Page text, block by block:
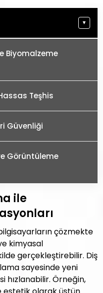
▼
Biyomalzeme
Teşhis
Güvenliği
Görüntüleme
ile
çözmekte
kimyasal
gerçekleştirebilir. Diş
sayesinde yeni
hızlanabilir. Örneğin,